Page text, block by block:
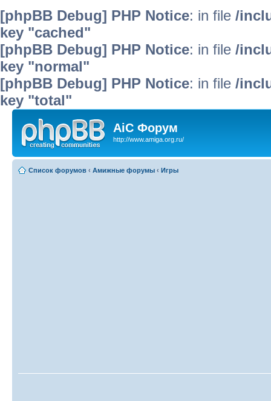
[phpBB Debug] PHP Notice: in file /
key "cached"
[phpBB Debug] PHP Notice: in file /
key "normal"
[phpBB Debug] PHP Notice: in file /
key "total"
AiC Форум
http://www.amiga.org.ru/
Список форумов ‹ Амижные форумы ‹ Игры